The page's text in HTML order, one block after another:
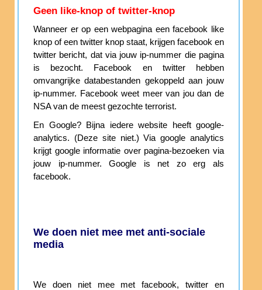
Geen like-knop of twitter-knop
Wanneer er op een webpagina een facebook like
knop of een twitter knop staat, krijgen facebook en
twitter bericht, dat via jouw ip-nummer die pagina
is bezocht. Facebook en twitter hebben
omvangrijke databestanden gekoppeld aan jouw
ip-nummer. Facebook weet meer van jou dan de
NSA van de meest gezochte terrorist.
En Google? Bijna iedere website heeft google-
analytics. (Deze site niet.) Via google analytics
krijgt google informatie over pagina-bezoeken via
jouw ip-nummer. Google is net zo erg als
facebook.
We doen niet mee met anti-sociale
media
We doen niet mee met facebook, twitter en